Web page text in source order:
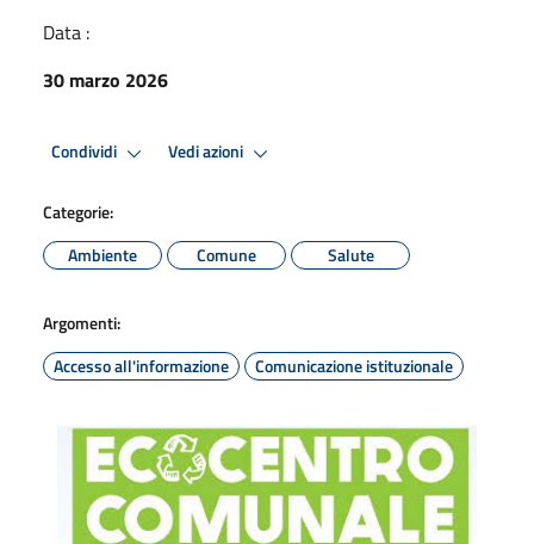
Data :
30 marzo 2026
Condividi Vedi azioni
Categorie:
Ambiente
Comune Salute
Argomenti:
Accesso all'informazione
Comunicazione istituzionale